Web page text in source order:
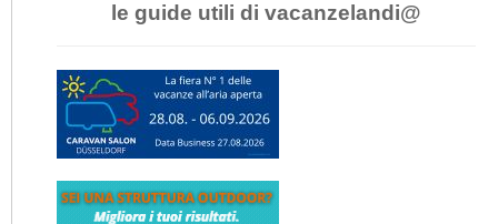
le guide utili di vacanzelandi@